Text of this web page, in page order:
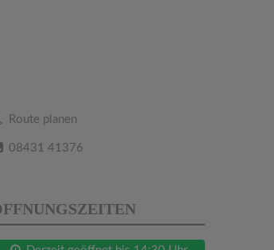
Route planen
08431 41376